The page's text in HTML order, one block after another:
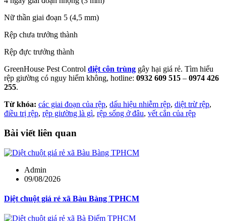
Nữ thần giai đoạn 5 (4,5 mm)
Rệp chưa trưởng thành
Rệp đực trưởng thành
GreenHouse Pest Control diệt côn trùng gây hại giá rẻ. Tìm hiểu
rệp giường có nguy hiểm không, hotline: 0932 609 515 – 0974 426
255.
Từ khóa: các giai đoạn của rệp, dấu hiệu nhiễm rệp, diệt trừ rệp,
điều trị rệp, rệp giường là gì, rệp sống ở đâu, vết cắn của rệp
Bài viết liên quan
Admin
09/08/2026
Diệt chuột giá rẻ xã Bàu Bàng TPHCM